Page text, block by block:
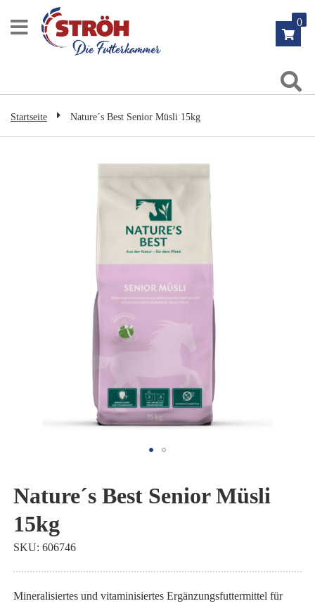
Inhalt
0
Startseite Nature´s Best Senior Müsli 15kg
Anfang
der
Bildgalerie
springen
Nature´s Best Senior Müsli
15kg
Mineralisiertes und vitaminisiertes Ergänzungsfuttermittel für
SKU 606746